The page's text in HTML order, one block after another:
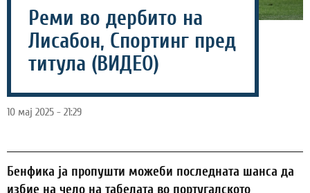
Реми во дербито на
Лисабон, Спортинг пред
титула (ВИДЕО)
10 мај 2025 - 21:29
Бенфика ја пропушти можеби последната шанса да
избие на чело на табелата во португалското